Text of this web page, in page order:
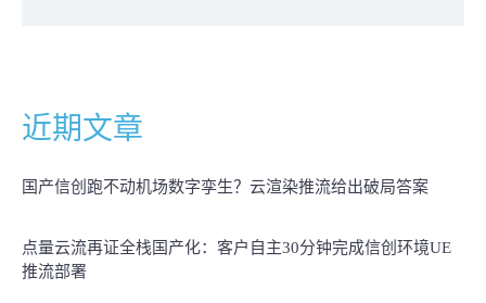
近期文章
国产信创跑不动机场数字孪生？云渲染推流给出破局答案
点量云流再证全栈国产化：客户自主30分钟完成信创环境UE
推流部署